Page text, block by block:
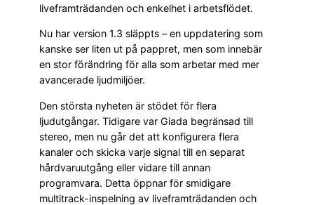
liveframträdanden och enkelhet i arbetsflödet.
Nu har version 1.3 släppts – en uppdatering som
kanske ser liten ut på pappret, men som innebär
en stor förändring för alla som arbetar med mer
avancerade ljudmiljöer.
Den största nyheten är stödet för flera
ljudutgångar. Tidigare var Giada begränsad till
stereo, men nu går det att konfigurera flera
kanaler och skicka varje signal till en separat
hårdvaruutgång eller vidare till annan
programvara. Detta öppnar för smidigare
multitrack-inspelning av liveframträdanden och